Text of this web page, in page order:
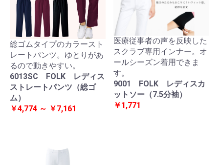
総ゴムタイプのカラースト
レートパンツ。ゆとりがあ
るので動きやすい。
6013SC FOLK レディス
ストレートパンツ（総ゴ
ム）
￥4,774 ～ ￥7,161
医療従事者の声を反映した
スクラブ専用インナー。オ
ールシーズン着用できま
す。
9001 FOLK レディスカ
ットソー（7.5分袖）
￥1,771